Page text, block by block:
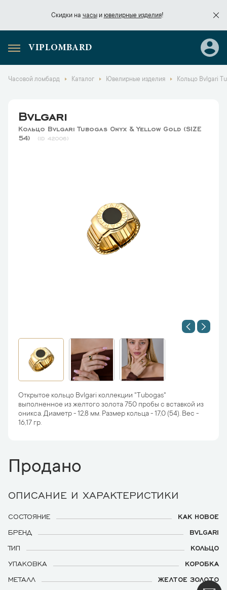
Скидки на часыи ювелирные изделия!
Скидки начасы
VIPLOMBARD
Часовой ломбард Каталог Ювелирные изделия Кольцо Bvlgari
Bvlgari
Кольцо Bvlgari Tubogas Onyx & Yellow Gold (SIZE
54)
42006
Открытое кольцо Bvlgari коллекции "Tubogas"
выполненное из желтого золота 750 пробы с вставкой из
оникса. Диаметр - 12,8 мм. Размер кольца - 17,0 (54). Вес -
16,17 гр.
Продано
ОПИСАНИЕ И ХАРАКТЕРИСТИКИ
СОСТОЯНИЕ
КАК НОВОЕ
БРЕНД
BVLGARI
ТИП
КОЛЬЦО
УПАКОВКА
КОРОБКА
МЕТАЛЛ
ЖЕЛТОЕ ЗОЛОТО